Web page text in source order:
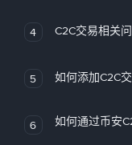
4 C2C交易相关
5 如何添加C2C
6 如何通过币安